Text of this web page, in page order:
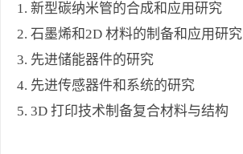
1. 新型碳纳米管的合成和应用研究
2. 石墨烯和2D 材料的制备和应用研究
3. 先进储能器件的研究
4. 先进传感器件和系统的研究
5. 3D 打印技术制备复合材料与结构